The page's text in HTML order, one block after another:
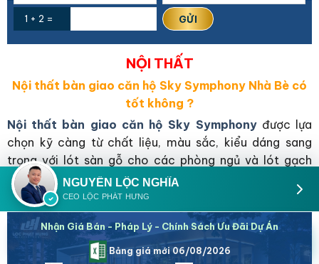
1 + 2 =
NỘI THẤT
Nội thất bàn giao căn hộ Sky Symphony Nhà Bè có
tốt không ?
Nội thất bàn giao căn hộ Sky Symphonyđược lựa
chọn kỹ càng từ chất liệu, màu sắc, kiểu dáng sang
trọng với lót sàn gỗ cho các phòng ngủ và lót gạch
men cao cấp cho phòng khách, phòng ăn, bếp, phòng
tắm.
Nhận Giá Bán - Pháp Lý - Chính Sách Ưu Đãi Dự Án
Bảng giá mới 06/08/2026
NGUYỄN LỘC NGHĨA
CEO LỘC PHÁT HƯNG
Zalo Báo giá 0933098890